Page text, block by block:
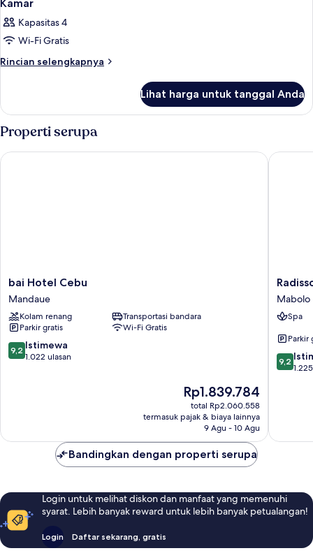
Kamar
Kapasitas 4
Wi-Fi Gratis
Rincian selengkapnya
Rincian
Kamar
Lihat harga untuk tanggal Anda
Properti serupa
bai
Hotel
Cebu
Mandaue
bai Hotel Cebu
Mandaue
Kolam renang
Transportasi bandara
Parkir gratis
Wi-Fi Gratis
9.2
dari
9,2 Istimewa
1.022 ulasan
Harga
sekarang
Rp1.839.784
Rp1.839.784
total Rp2.060.558
termasuk pajak & biaya lainnya
9 Agu - 10 Agu
bai Hotel Cebu
Blu
Cebu
Mabolo
Mabolo
Spa
Parkir
9.2
dari
9,2
Bandingkan dengan properti serupa
Login untuk melihat diskon dan manfaat yang memenuhi
syarat. Lebih banyak reward untuk lebih banyak petualangan!
Login Daftar sekarang, gratis